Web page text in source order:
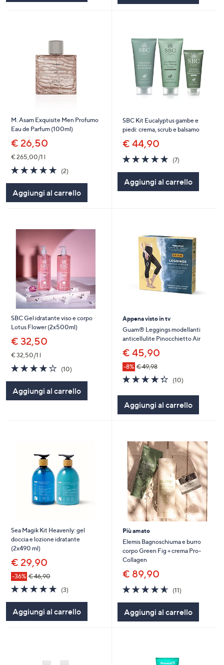
M. Asam Exquisite Men Profumo
Eau de Parfum (100ml)
€ 26,50
€ 265,00/1 l
5.0
of
Stars
(2)2
Aggiungi al carrello
SBC Kit Eucalyptus gambe e
piedi: crema, scrub e balsamo
€ 44,90
5.0
of
Stars
(7)
Aggiungi al carrello
SBC Gel idratante viso e corpo
Lotus Flower (2x500ml)
€ 32,50
€ 32,50/1 l
3.9
of
Stars
(10)10
Aggiungi al carrello
Appena visto in tv
Guam® Leggings modellanti
anticellulite Pinocchietto Air
€ 45,90
-8% € 49,98
4.3
of
5
Stars
(10)10
Aggiungi al carrello
Sea Magik Kit Heavenly: gel
doccia e lozione idratante
(2x490 ml)
€ 29,90
-36% € 46,90
5.0
of
Stars
(3)3
Aggiungi al carrello
Più amato
Elemis Bagnoschiuma e burro
corpo Green Fig + crema Pro-
Collagen
€ 89,90
4.5
of
Stars
(11)11
Aggiungi al carrello